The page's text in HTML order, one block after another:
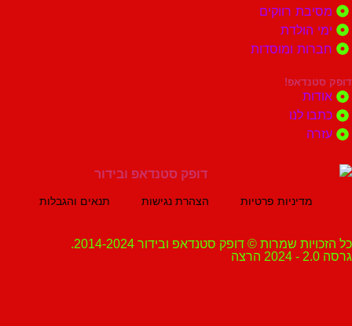
רווקים
ומוסדות
לנו
מדיניות פרטיות הצהרת נגישות תנאים והגבלות
שמרות © דופק סטנדאפ ובידור 2014-2024.